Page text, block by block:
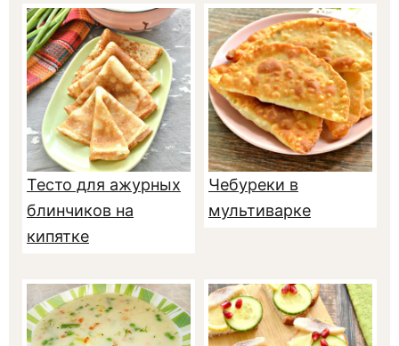
Тесто для ажурных
блинчиков на
кипятке
Чебуреки в
мультиварке